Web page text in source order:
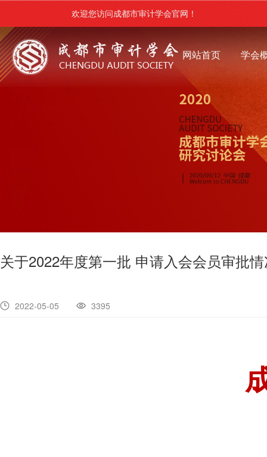
欢迎您访问成都市审计学会官网！
网站首页 学会
关于2022年度第一批 申请入会会员审批
2022-05-05 3395